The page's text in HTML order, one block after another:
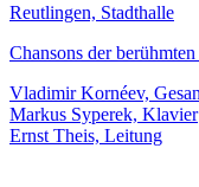
Reutlingen, Stadthalle
Chansons der
Vladimir Kornéev,
Markus Syperek, Klavier
Ernst Theis, Leitung